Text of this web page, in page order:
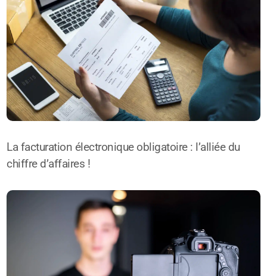
La facturation électronique obligatoire : l’alliée du
chiffre d’affaires !